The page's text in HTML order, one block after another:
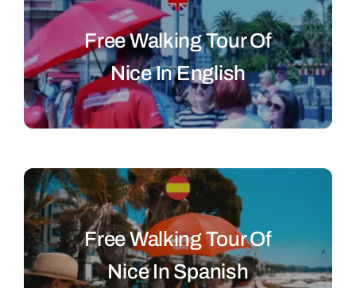
Free Walking Tour Of
Nice In English
Free Walking Tour Of
Nice In Spanish